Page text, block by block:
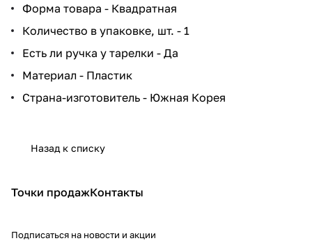
Форма товара - Квадратная
Количество в упаковке, шт. - 1
Есть ли ручка у тарелки - Да
Материал - Пластик
Страна-изготовитель - Южная Корея
Назад к списку
Точки продажКонтакты
Подписаться на новости и акции